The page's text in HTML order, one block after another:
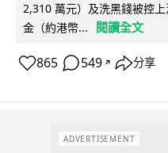
2,310 萬元）及洗黑錢被控
金（約港幣...
閱讀全文
865 549 ↗ 分享
ADVERTISEMENT